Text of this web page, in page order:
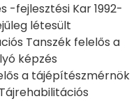
-fejlesztési Kar 1992-
létesült
Tanszék felelős a
képzés
a tájépítészmérnök